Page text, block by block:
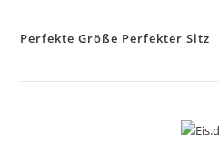
Perfekte Größe Perfekter Sitz